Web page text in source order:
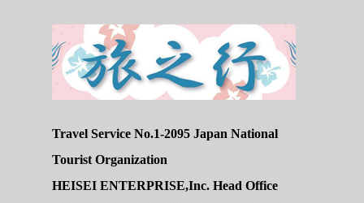
Travel Service No.1-2095 Japan National
Tourist Organization
HEISEI ENTERPRISE,Inc. Head Office